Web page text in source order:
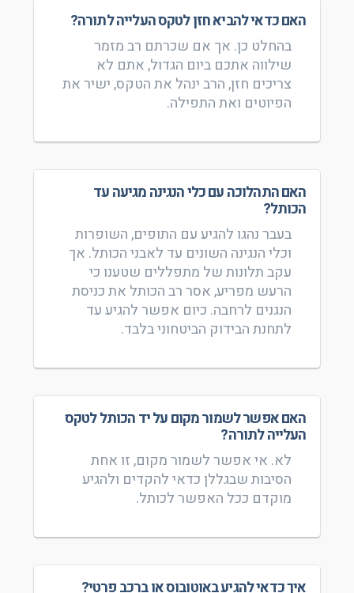
האם כדאי להביא חזן לטקס העלייה לתורה?
בהחלט כן. אך אם שכרתם רב מזמר
שילווה אתכם ביום הגדול, אתם לא
צריכים חזן, הרב ינהל את הטקס, ישיר את
הפיוטים ואת התפילה.
האם התהלוכה עם כלי הנגינה מגיעה עד
הכותל?
בעבר נהגו להגיע עם התופים, השופרות
וכלי הנגינה השונים עד לאבני הכותל. אך
עקב תלונות של מתפללים שטענו כי
הרעש מפריע, אסר רב הכותל את כניסת
הנגנים לרחבה. כיום אפשר להגיע עד
לתחנת הבידוק הביטחוני בלבד.
האם אפשר לשמור מקום על יד הכותל לטקס
העלייה לתורה?
לא. אי אפשר לשמור מקום, זו אחת
הסיבות שבגללן כדאי להקדים ולהגיע
מוקדם ככל האפשר לכותל.
איך כדאי להגיע באוטובוס או ברכב פרטי?